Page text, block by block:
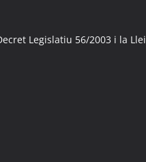
Aitona
Alàs i Cerc
Albagés
Legislatiu 56/2003 i la Llei